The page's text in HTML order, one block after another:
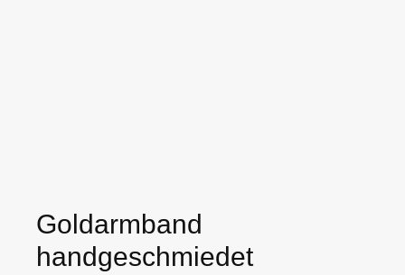
Goldarmband
handgeschmiedet